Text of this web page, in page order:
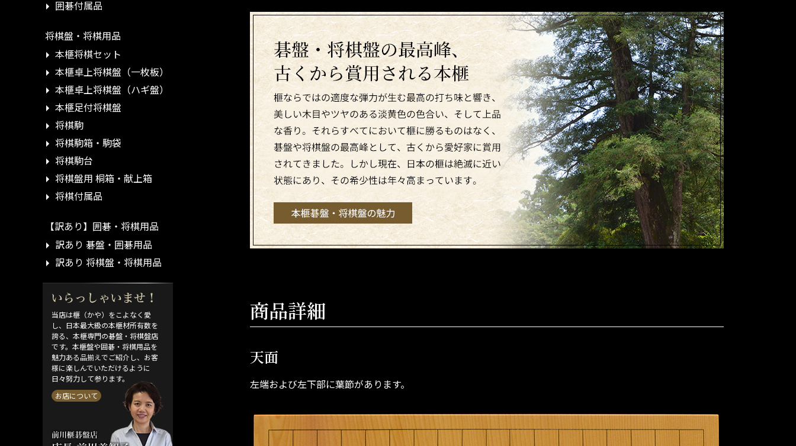
商品詳細
天面
左端および左下部に葉節があります。
囲碁付属品
将棋盤・将棋用品
本榧将棋セット
本榧卓上将棋盤（一枚板）
本榧卓上将棋盤（ハギ盤）
本榧足付将棋盤
将棋駒
将棋駒箱・駒袋
将棋駒台
将棋盤用 桐箱・献上箱
将棋付属品
【訳あり】囲碁・将棋用品
訳あり 碁盤・囲碁用品
訳あり 将棋盤・将棋用品
当店は榧（かや）をこよなく愛
し、日本最大級の本榧材所有数を
誇る、本榧専門の碁盤・将棋盤店
です。本榧盤や囲碁・将棋用品を
魅力ある品揃えでご紹介し、お客
様に楽しんでいただけるように
日々努力して参ります。
お店について